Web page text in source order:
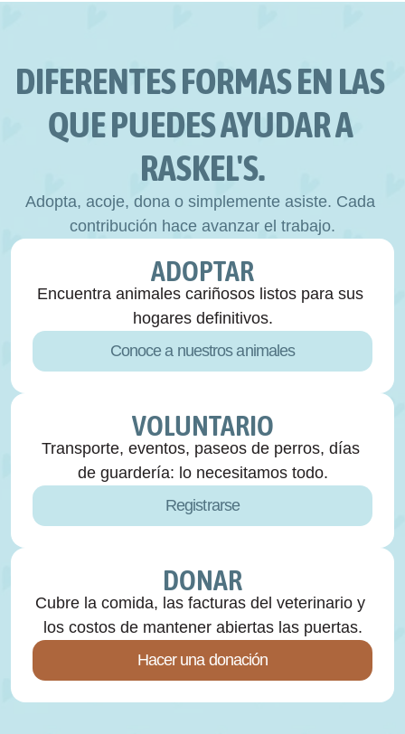
DIFERENTES FORMAS EN LAS
QUE PUEDES AYUDAR A
RASKEL'S.
Adopta, acoje, dona o simplemente asiste. Cada
contribución hace avanzar el trabajo.
ADOPTAR
Encuentra animales cariñosos listos para sus
hogares definitivos.
Conoce a nuestros animales
VOLUNTARIO
Transporte, eventos, paseos de perros, días
de guardería: lo necesitamos todo.
Registrarse
DONAR
Cubre la comida, las facturas del veterinario y
los costos de mantener abiertas las puertas.
Hacer una donación